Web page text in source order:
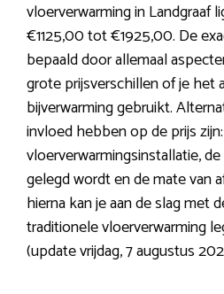
vloerverwarming in Landgraaf
€1125,00 tot €1925,00. De
bepaald door allemaal
grote prijsverschillen of je het
bijverwarming gebruikt.
invloed hebben op de prijs
vloerverwarmingsinstallatie,
gelegd wordt en de mate van
hierna kan je aan de slag met
traditionele vloerverwarming
(update vrijdag, 7 augustus